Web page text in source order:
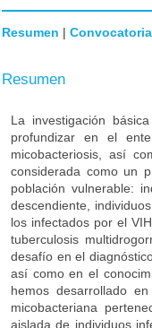
Resumen | Convocatoria
Resumen
La investigación
profundizar en el
micobacteriosis, así
considerada como un
población vulnerable:
descendiente,
los infectados por el
tuberculosis
desafío en el
así como en el
hemos desarrollado
micobacteriana
aislada de individuos